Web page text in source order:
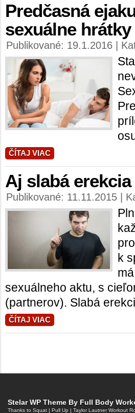
Predčasná
sexuálne hrátky
Publikované: 19.1.2016 |
ČÍTAJ VIAC
Aj slabá
Publikované: 11.11.2015 |
k
sexuálneho aktu, s
(partnerov). Slabá
ČÍTAJ VIAC
Stelar WP Theme By Full Body
Thanks to Squat | Pull Up | Taylor Lautner Workout